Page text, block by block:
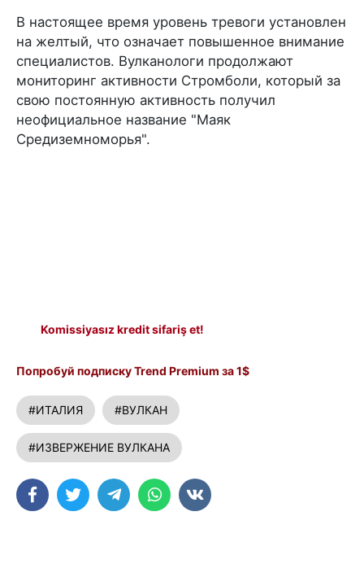
В настоящее время уровень тревоги установлен
на желтый, что означает повышенное внимание
специалистов. Вулканологи продолжают
мониторинг активности Стромболи, который за
свою постоянную активность получил
неофициальное название "Маяк
Средиземноморья".
Komissiyasız kredit sifariş et!
Попробуй подписку Trend Premium за 1$
#ИТАЛИЯ #ВУЛКАН
#ИЗВЕРЖЕНИЕ ВУЛКАНА